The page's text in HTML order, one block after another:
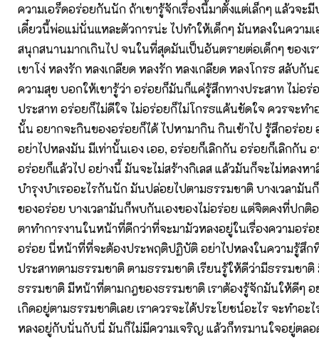
ความเอร็ดอร่อยกันนัก ถ้าเขารู้จักเรื่องนี้มาตั้งแต่เล็กๆ แล้วจะ
เดี๋ยวนี้พ่อแม่นั่นแหละตัวการน่ะ ไปทำให้เด็กๆ มันหลงในความ
สนุกสนานมากเกินไป จนในที่สุดมันเป็นอันตรายต่อเด็กๆ ของเ
เขาโง่ หลงรัก หลงเกลียด หลงรัก หลงเกลียด หลงโกรธ สลับกัน
ความสุข บอกให้เขารู้ว่า อร่อยก็มันก็แค่รู้สึกทางประสาท ไม่อร่
ประสาท อร่อยก็ไม่ดีใจ ไม่อร่อยก็ไม่โกรธแค้นขัดใจ ควรจะทำ
นั้น อยากจะกินของอร่อยก็ได้ ไปหามากิน กินเข้าไป รู้สึกอร่อย
อย่าไปหลงมัน มีเท่านั้นเอง เออ, อร่อยก็เลิกกัน อร่อยก็เลิกกัน
อร่อยก็แล้วไป อย่างนี้ มันจะไม่สร้างกิเลส แล้วมันก็จะไม่หลงหา
บำรุงบำเรออะไรกันนัก มันปล่อยไปตามธรรมชาติ บางเวลามัน
ของอร่อย บางเวลามันก็พบกันเองของไม่อร่อย แต่จิตคงที่ปกติ
ตาทำการงานในหน้าที่ดีกว่าที่จะมามัวหลงอยู่ในเรื่องความอร่
อร่อย นี่หน้าที่ที่จะต้องประพฤติปฏิบัติ อย่าไปหลงในความรู้สึก
ประสาทตามธรรมชาติ ตามธรรมชาติ เรียนรู้ให้ดีว่ามีธรรมชา
ธรรมชาติ มีหน้าที่ตามกฎของธรรมชาติ เราต้องรู้จักมันให้ดีๆ
เกิดอยู่ตามธรรมชาติเลย เราควรจะได้ประโยชน์อะไร จะทำอะ
หลงอยู่กับนั่นกับนี่ มันก็ไม่มีความเจริญ แล้วก็ทรมานใจอยู่ตลอ